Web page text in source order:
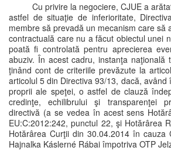
Cu privire la negociere, CJUE a
astfel de situaţie de inferioritate,
membre să prevadă un mecanism care să
contractuală care nu a făcut obiectul unei
poată fi controlată pentru aprecierea
abuziv. În acest cadru, instanţa naţională
ţinând cont de criteriile prevăzute la
articolul 5 din Directiva 93/13, dacă,
proprii ale speţei, o astfel de clauză
credinţe, echilibrului şi transparenţei
directivă (a se vedea în acest sens
EU:C:2012:242, punctul 22, şi Hotărârea
Hotărârea Curţii din 30.04.2014 în cauza
Hajnalka Káslerné Rábai împotriva OTP